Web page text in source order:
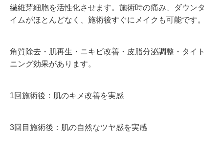
繊維芽細胞を活性化させます。施術時の痛み、ダウンタ
イムがほとんどなく、施術後すぐにメイクも可能です。
角質除去・肌再生・ニキビ改善・皮脂分泌調整・タイト
ニング効果があります。
1回施術後：肌のキメ改善を実感
3回目施術後：肌の自然なツヤ感を実感